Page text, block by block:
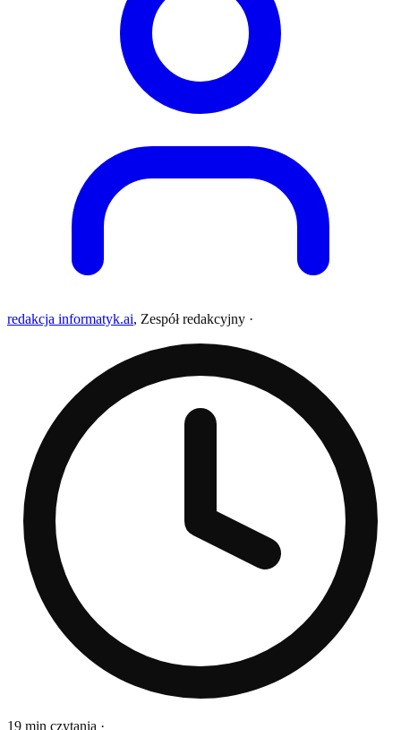
redakcja informatyk.ai, Zespół redakcyjny ·
19 min czytania ·